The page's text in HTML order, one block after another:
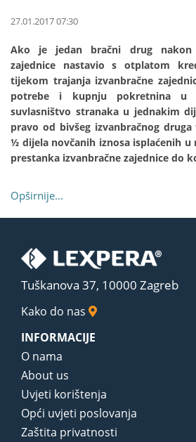
27.01.2017 07:30
Ako je jedan bračni drug nakon
zajednice nastavio s otplatom
tijekom trajanja izvanbračne
potrebe i kupnju pokretnina u
suvlasništvo stranaka u jednakim
pravo od bivšeg izvanbračnog
½ dijela novčanih iznosa isplaćenih
prestanka izvanbračne zajednice do
Opširnije...
Tuškanova 37, 10000 Zagreb
Kako do nas
INFORMACIJE
O nama
About us
Uvjeti korištenja
Opći uvjeti poslovanja
Zaštita privatnosti